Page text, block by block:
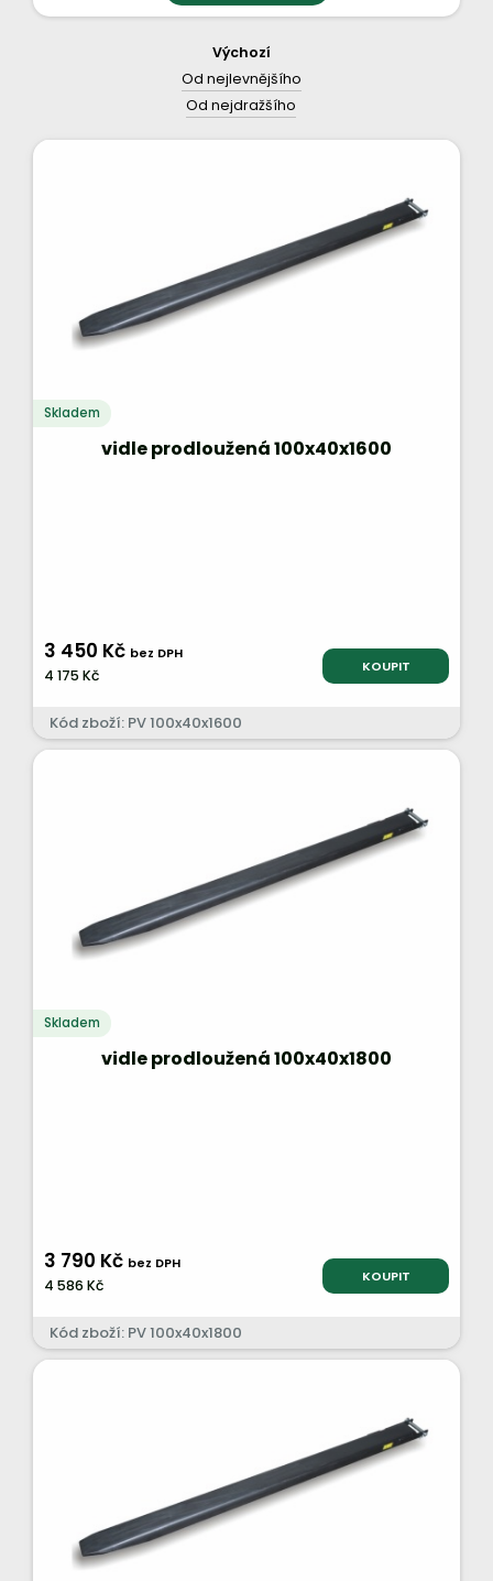
Výchozí
Od nejlevnějšího
Od nejdražšího
Skladem
vidle prodloužená 100x40x1600
3 450 Kč bez DPH
4 175 Kč KOUPIT
Kód zboží: PV 100x40x1600
Skladem
vidle prodloužená 100x40x1800
3 790 Kč bez DPH
4 586 Kč KOUPIT
Kód zboží: PV 100x40x1800